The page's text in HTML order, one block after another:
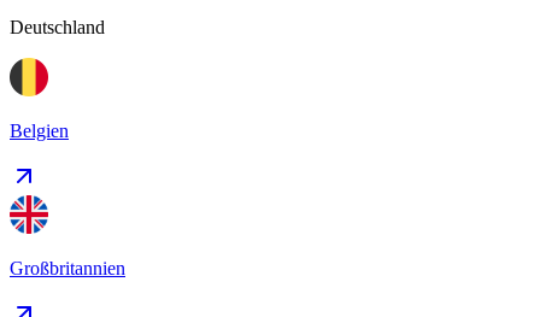
Deutschland
Belgien
Großbritannien